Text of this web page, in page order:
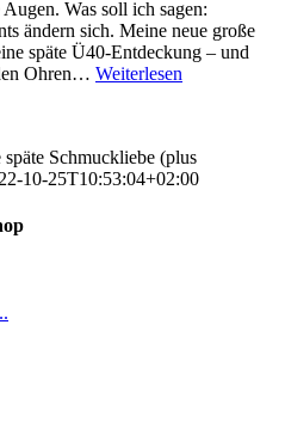
Was soll ich sagen:
ändern sich. Meine neue große
späte Ü40-Entdeckung – und
Ohren… Weiterlesen
Schmuckliebe (plus
10-25T10:53:04+02:00